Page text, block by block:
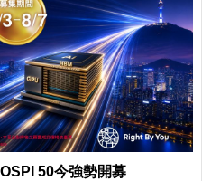
50今強勢開募